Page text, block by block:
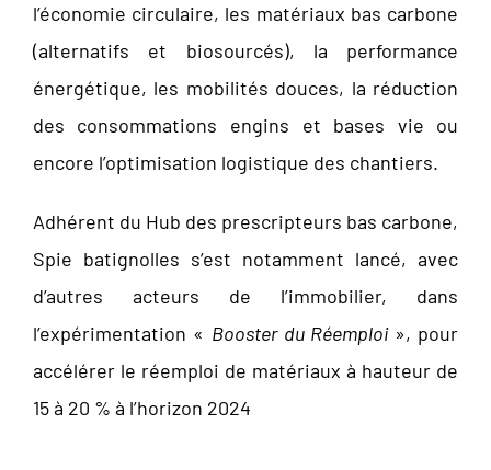
l’économie circulaire, les matériaux bas carbone
(alternatifs et biosourcés), la performance
énergétique, les mobilités douces, la réduction
des consommations engins et bases vie ou
encore l’optimisation logistique des chantiers.
Adhérent du Hub des prescripteurs bas carbone,
Spie batignolles s’est notamment lancé, avec
d’autres acteurs de l’immobilier, dans
l’expérimentation « Booster du Réemploi », pour
accélérer le réemploi de matériaux à hauteur de
15 à 20 % à l’horizon 2024